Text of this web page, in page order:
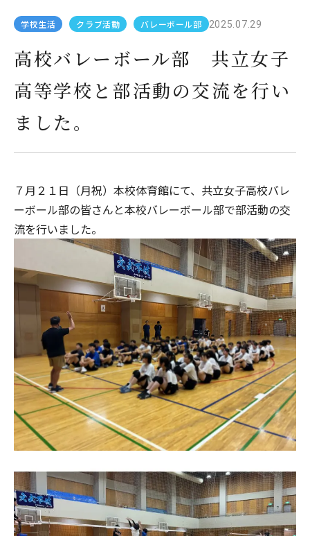
お問い合わせ アクセス 資料請求
教職員採用 求人情報配信登録
Hongo Stories
学校生活 クラブ活動 バレーボール部 2025.07.29
高校バレーボール部 共立女子
高等学校と部活動の交流を行い
ました。
７月２１日（月祝）本校体育館にて、共立女子高校バレ
ーボール部の皆さんと本校バレーボール部で部活動の交
流を行いました。